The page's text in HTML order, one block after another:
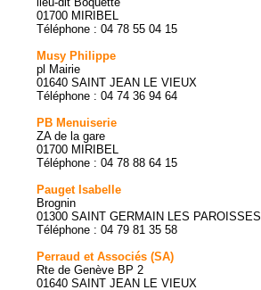
01700 MIRIBEL
Téléphone : 04 78 55 04 15
Musy Philippe
pl Mairie
01640 SAINT JEAN LE VIEUX
Téléphone : 04 74 36 94 64
PB Menuiserie
ZA de la gare
01700 MIRIBEL
Téléphone : 04 78 88 64 15
Pauget Isabelle
Brognin
01300 SAINT GERMAIN LES PAROISSES
Téléphone : 04 79 81 35 58
Perraud et Associés (SA)
Rte de Genève BP 2
01640 SAINT JEAN LE VIEUX